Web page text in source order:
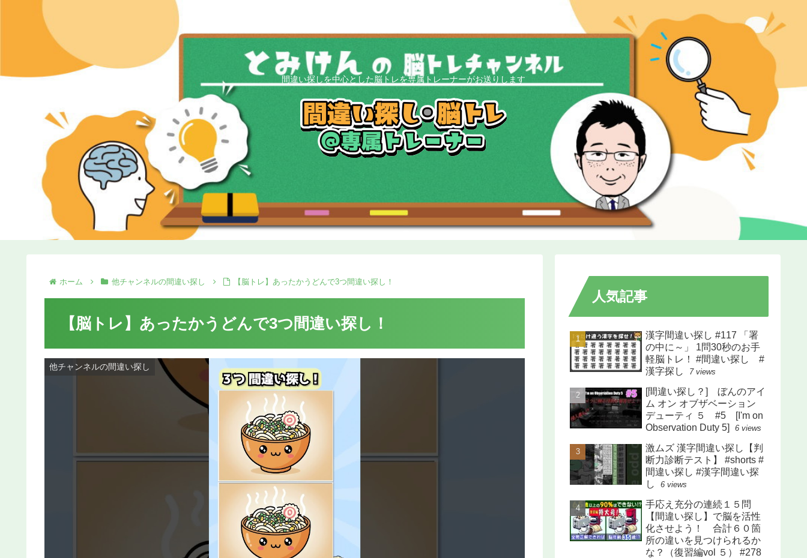
間違い探しを中心とした脳トレを専属トレーナーがお送りします
ホーム 他チャンネルの間違い探し 【脳トレ】あったかうどんで3つ間違い探し！
【脳トレ】あったかうどんで3つ間違い探し！
他チャンネルの間違い探し
人気記事
漢字間違い探し #117 「署
の中に～」 1問30秒のお手
軽脳トレ！ #間違い探し #
漢字探し
7 views
[間違い探し？] ぼんのアイ
ム オン オブザベーション
デューティ ５ #5 [I'm on
Observation Duty 5]
6 views
激ムズ 漢字間違い探し【判
断力診断テスト】 #shorts #
間違い探し #漢字間違い探
し
6 views
手応え充分の連続１５問
【間違い探し】で脳を活性
化させよう！ 合計６０箇
所の違いを見つけられるか
な？（復習編vol ５） #278